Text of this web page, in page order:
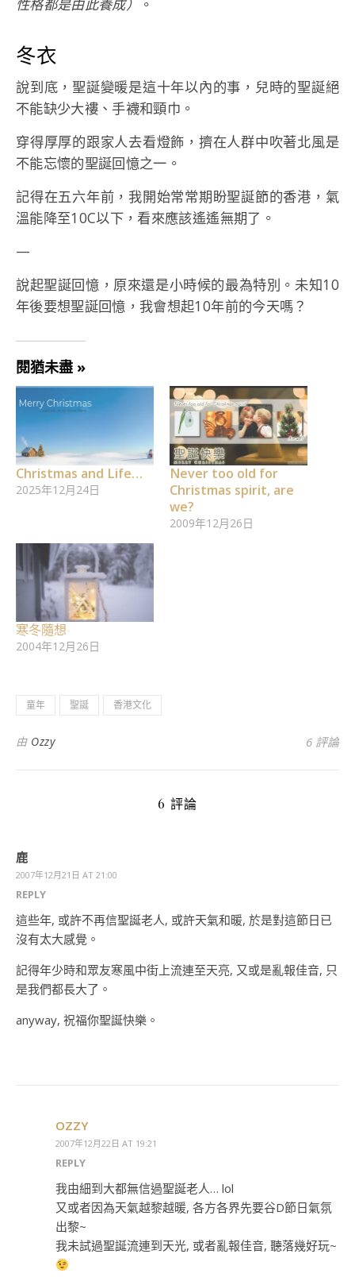
性格都是由此養成） 。
冬衣
說到底，聖誕變暖是這十年以內的事，兒時的聖誕絕
不能缺少大褸、手襪和頸巾。
穿得厚厚的跟家人去看燈飾，擠在人群中吹著北風是
不能忘懷的聖誕回憶之一。
記得在五六年前，我開始常常期盼聖誕節的香港，氣
溫能降至10C以下，看來應該遙遙無期了。
—
說起聖誕回憶，原來還是小時候的最為特別。未知10
年後要想聖誕回憶，我會想起10年前的今天嗎？
閱猶未盡 »
Christmas and Life…
2025年12月24日
Never too old for
Christmas spirit, are
we?
2009年12月26日
寒冬隨想
2004年12月26日
童年 聖誕 香港文化
由 Ozzy 6 評論
6 評論
鹿
2007年12月21日 AT 21:00
REPLY
這些年, 或許不再信聖誕老人, 或許天氣和暖, 於是對這節日已
沒有太大感覺。
記得年少時和眾友寒風中街上流連至天亮, 又或是亂報佳音, 只
是我們都長大了。
anyway, 祝福你聖誕快樂。
OZZY
2007年12月22日 AT 19:21
REPLY
我由細到大都無信過聖誕老人… lol
又或者因為天氣越黎越暖, 各方各界先要谷D節日氣氛
出黎~
我未試過聖誕流連到天光, 或者亂報佳音, 聽落幾好玩~